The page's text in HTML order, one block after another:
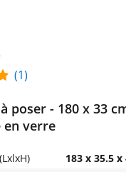
(1)
poser - 180 x 33
en verre
183 x 35.5 x